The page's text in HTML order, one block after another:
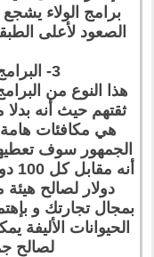
برامج الولاء
الصعود لأعلى
3- البرامج التي تعتمد على القيمة
هذا النوع من
ثقتهم حيث أنه
هي مكافئات
الجمهور سوف
دولار لصالح
بمجال تجارتك و
الحيوانات
لصالح